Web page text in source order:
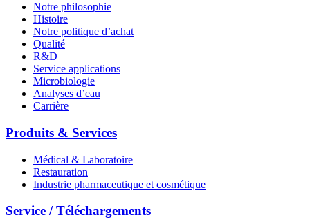
Notre philosophie
Histoire
Notre politique d’achat
Qualité
R&D
Service applications
Microbiologie
Analyses d’eau
Carrière
Produits & Services
Médical & Laboratoire
Restauration
Industrie pharmaceutique et cosmétique
Service / Téléchargements